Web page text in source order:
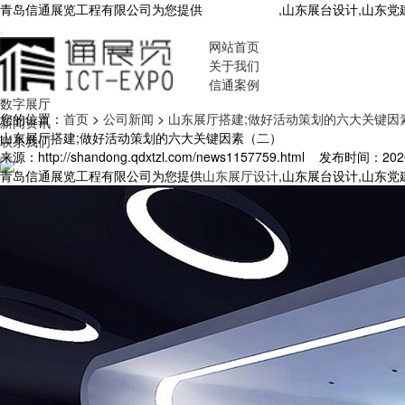
青岛信通展览工程有限公司为您提供 ,山东展台设计,山东
网站首页
关于我们
信通案例
数字展厅
新闻资讯
联系我们
您的位置： 首页 > 公司新闻 > 山东展厅搭建;做好活动策划的六大关键因
山东展厅搭建;做好活动策划的六大关键因素（二）
来源：http://shandong.qdxtzl.com/news1157759.html 发布时间：
青岛信通展览工程有限公司为您提供山东展厅设计,山东展台设计,山东